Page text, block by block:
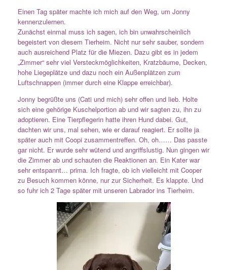
Einen Tag später machte ich mich auf den Weg, um Jonny
kennenzulernen.
Zunächst einmal muss ich sagen, ich bin unwahrscheinlich
begeistert von diesem Tierheim. Nicht nur sehr sauber, sondern
auch ausreichend Platz für die Miezen. Dazu gibt es in jedem
„Zimmer“ sehr viel Versteckmöglichkeiten, Kratzbäume, Decken,
hohe Liegeplätze und dazu noch ein Außenplätzen zum
Luftschnappen (immer durch eine Klappe erreichbar).
Jonny begrüßte uns (Cati und mich) sehr offen und lieb. Holte
sich eine gehörige Kuschelportion ab und wir sagten zu, ihn zu
adoptieren. Eine Tierpflegerin hatte ihren Hund dabei. Gut,
dachten wir uns, mal sehen, wie er darauf reagiert. Er sollte ja
später auch mit Coopi zusammentreffen. Oh, oh…… Das passte
gar nicht. Er wurde sehr wütend und angriffslustig. Nun gingen wir
die Zimmer ab und schauten die Reaktionen an. Ein Kater war
sehr entspannt… prima. Ich fragte, ob ich vielleicht mit Cooper
zu Besuch kommen könne, nur zur Sicherheit. Es klappte. Und
so fuhr ich 2 Tage später mit unseren Labrador ins Tierheim.